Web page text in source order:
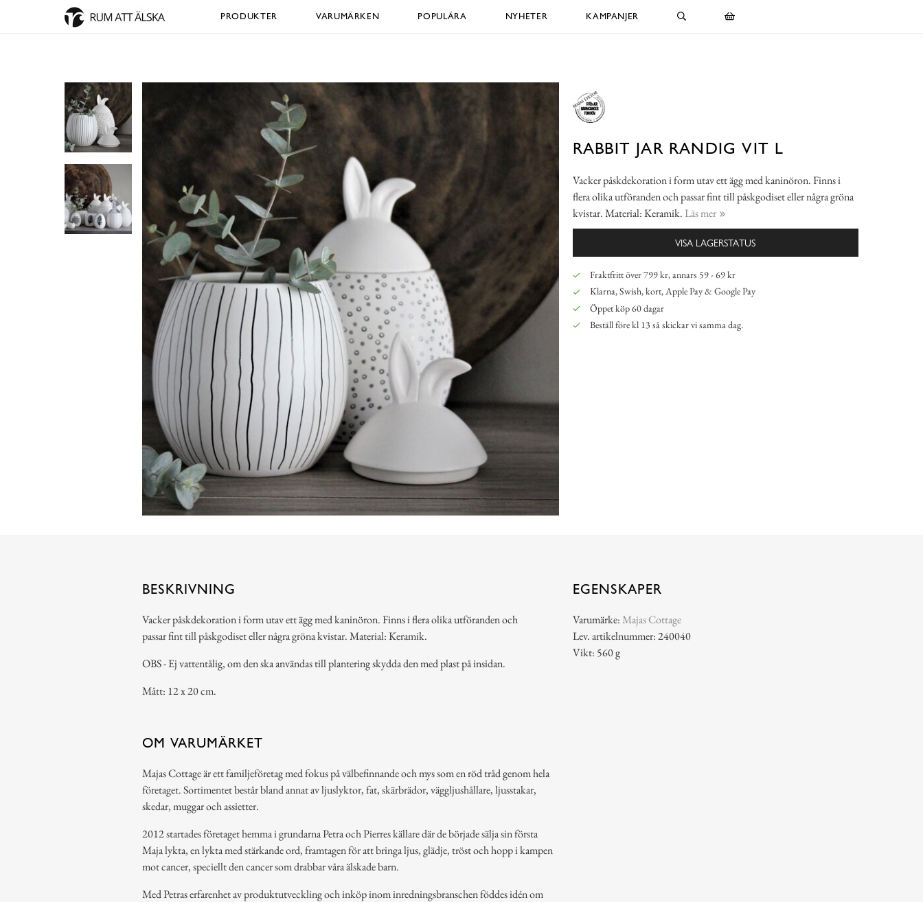
PRODUKTER VARUMÄRKEN POPULÄRA NYHETER KAMPANJER
RABBIT JAR RANDIG VIT L
Vacker påskdekoration i form utav ett ägg med kaninöron. Finns i
flera olika utföranden och passar fint till påskgodiset eller några gröna
kvistar. Material: Keramik. Läs mer
VISA LAGERSTATUS
Fraktfritt över 799 kr, annars 59 - 69 kr
Klarna, Swish, kort, Apple Pay & Google Pay
Öppet köp 60 dagar
Beställ före kl 13 så skickar vi samma dag.
BESKRIVNING
Vacker påskdekoration i form utav ett ägg med kaninöron. Finns i flera olika utföranden och
passar fint till påskgodiset eller några gröna kvistar. Material: Keramik.
OBS - Ej vattentålig, om den ska användas till plantering skydda den med plast på insidan.
Mått: 12 x 20 cm.
EGENSKAPER
Varumärke:Majas Cottage
Lev. artikelnummer: 240040
Vikt: 560 g
OM VARUMÄRKET
Majas Cottage är ett familjeföretag med fokus på välbefinnande och mys som en röd tråd genom hela
företaget. Sortimentet består bland annat av ljuslyktor, fat, skärbrädor, väggljushållare, ljusstakar,
skedar, muggar och assietter.
2012 startades företaget hemma i grundarna Petra och Pierres källare där de började sälja sin första
Maja lykta, en lykta med stärkande ord, framtagen för att bringa ljus, glädje, tröst och hopp i kampen
mot cancer, speciellt den cancer som drabbar våra älskade barn.
Med Petras erfarenhet av produktutveckling och inköp inom inredningsbranschen föddes idén om